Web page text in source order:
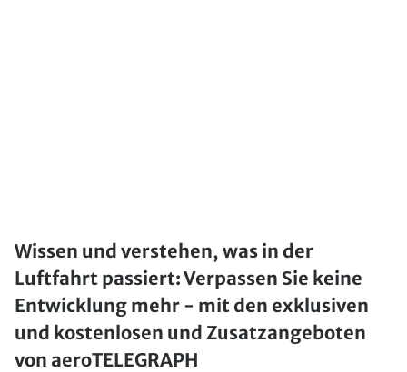
Wissen und verstehen, was in der
Luftfahrt passiert: Verpassen Sie keine
Entwicklung mehr - mit den exklusiven
und kostenlosen und Zusatzangeboten
von aeroTELEGRAPH